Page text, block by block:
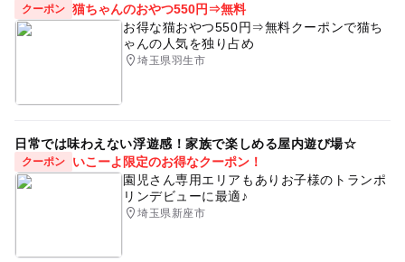
クーポン 猫ちゃんのおやつ550円⇒無料
お得な猫おやつ550円⇒無料クーポンで猫ち
ゃんの人気を独り占め
埼玉県羽生市
日常では味わえない浮遊感！家族で楽しめる屋内遊び場☆
クーポン
いこーよ限定のお得なクーポン！
園児さん専用エリアもありお子様のトランポ
リンデビューに最適♪
埼玉県新座市